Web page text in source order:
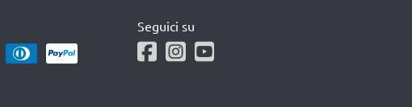
Seguici su